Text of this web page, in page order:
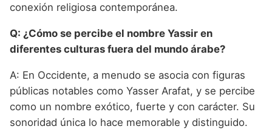
conexión religiosa contemporánea.
Q: ¿Cómo se percibe el nombre Yassir en
diferentes culturas fuera del mundo árabe?
A: En Occidente, a menudo se asocia con figuras
públicas notables como Yasser Arafat, y se percibe
como un nombre exótico, fuerte y con carácter. Su
sonoridad única lo hace memorable y distinguido.